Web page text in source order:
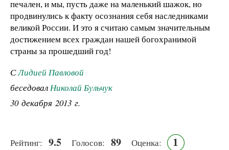
печален, и мы, пусть даже на маленький шажок, но
продвинулись к факту осознания себя наследниками
великой России. И это я считаю самым значительным
достижением всех граждан нашей богохранимой
страны за прошедший год!
СЛидией Павловой
беседовалНиколай Бульчук
30 декабря 2013 г.
Рейтинг: 9.5 Голосов: 89 Оценка: 1